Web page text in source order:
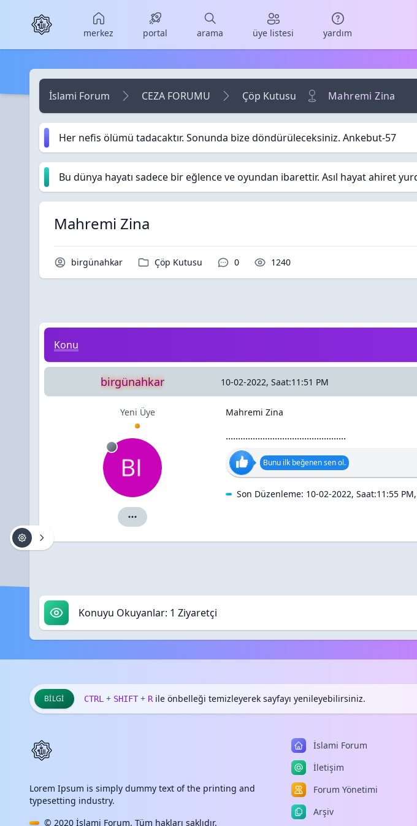
Skip to main content
merkez portal arama üye listesi yardım
İslami Forum CEZA FORUMU Çöp Kutusu Mahremi Zina
Her nefis ölümü tadacaktır. Sonunda bize döndürüleceksiniz. Ankebut-57
Bu dünya hayatı sadece bir eğlence ve oyundan ibarettir. Asıl hayat ahiret
Mahremi Zina
Konu Sahibi / Yazar
birgünahkar Kategori / Forum
Çöp Kutusu Yorumlar / Cevaplar
0 Okunma / Görüntüleme
1240
Mahremi Zina
Konu
birgünahkar 10-02-2022, Saat:11:51 PM
Yeni Üye
birgünahkar için ayrıntılar
Mahremi Zina
.................................................
Bunu ilk beğenen sen ol.
Son Düzenleme: 10-02-2022, Saat:11:55
Konuyu Okuyanlar: 1 Ziyaretçi
BILGI CTRL + SHIFT + Rile önbelleği temizleyerek sayfayı yenileyebilirsiniz.
Lorem Ipsum is simply dummy text of the printing and
typesetting industry.
© 2020 İslami Forum. Tüm hakları saklıdır.
İslami Forum
İletişim
Forum Yönetimi
Arşiv